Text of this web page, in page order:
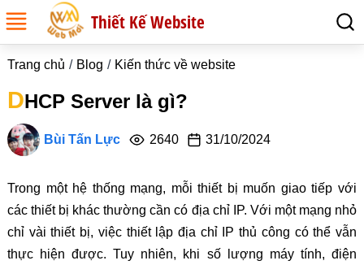
Thiết Kế Website
Trang chủ Blog Kiến thức về website
DHCP Server là gì?
Bùi Tấn Lực 2640 31/10/2024
Trong một hệ thống mạng, mỗi thiết bị muốn giao tiếp với
các thiết bị khác thường cần có địa chỉ IP. Với một mạng nhỏ
chỉ vài thiết bị, việc thiết lập địa chỉ IP thủ công có thể vẫn
thực hiện được. Tuy nhiên, khi số lượng máy tính, điện